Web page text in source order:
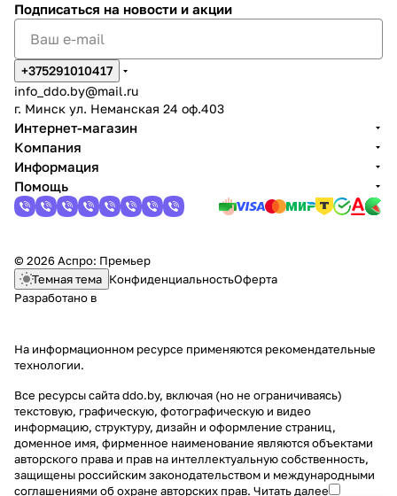
Подписаться на новости и акции
+375291010417
info_ddo.by@mail.ru
г. Минск ул. Неманская 24 оф.403
Интернет-магазин
Компания
Информация
Помощь
© 2026 Аспро: Премьер
Темная тема КонфиденциальностьОферта
Разработано в
На информационном ресурсе применяются рекомендательные
технологии.
Все ресурсы сайта ddo.by, включая (но не ограничиваясь)
текстовую, графическую, фотографическую и видео
информацию, структуру, дизайн и оформление страниц,
доменное имя, фирменное наименование являются объектами
авторского права и прав на интеллектуальную собственность,
защищены российским законодательством и международными
соглашениями об охране авторских прав. Читать далее